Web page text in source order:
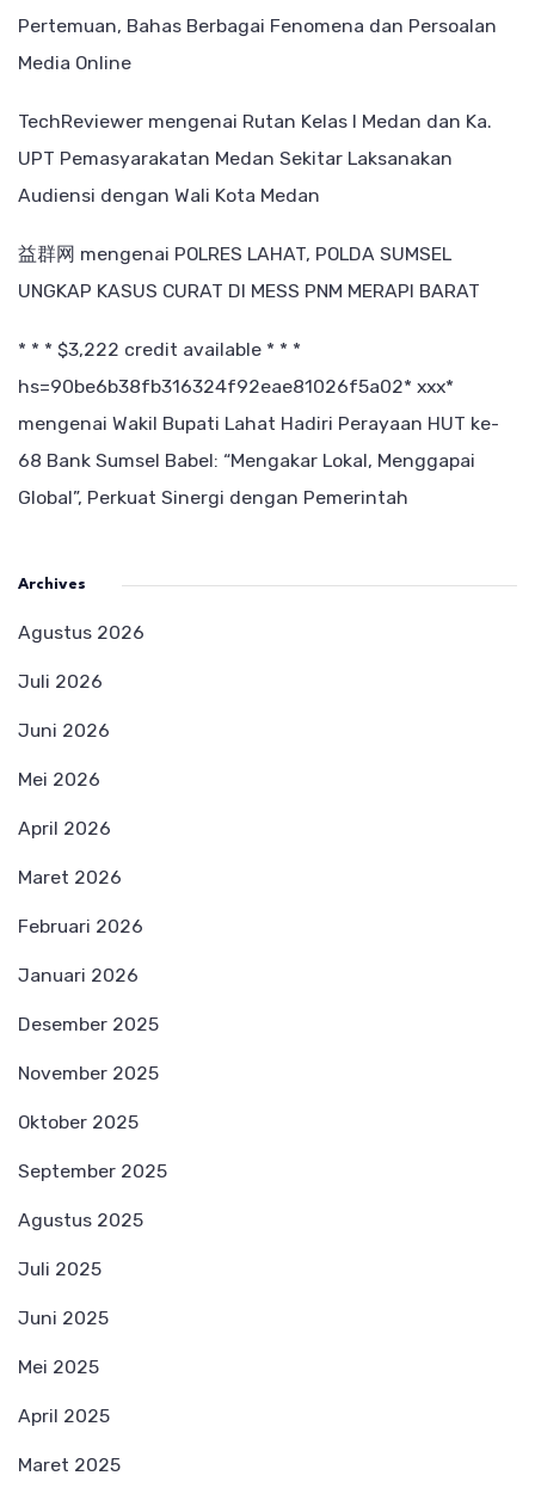
Pertemuan, Bahas Berbagai Fenomena dan Persoalan
Media Online
TechReviewer mengenai Rutan Kelas I Medan dan Ka.
UPT Pemasyarakatan Medan Sekitar Laksanakan
Audiensi dengan Wali Kota Medan
益群网 mengenai POLRES LAHAT, POLDA SUMSEL
UNGKAP KASUS CURAT DI MESS PNM MERAPI BARAT
* * * $3,222 credit available * * *
hs=90be6b38fb316324f92eae81026f5a02* ххх*
mengenai Wakil Bupati Lahat Hadiri Perayaan HUT ke-
68 Bank Sumsel Babel: “Mengakar Lokal, Menggapai
Global”, Perkuat Sinergi dengan Pemerintah
Archives
Agustus 2026
Juli 2026
Juni 2026
Mei 2026
April 2026
Maret 2026
Februari 2026
Januari 2026
Desember 2025
November 2025
Oktober 2025
September 2025
Agustus 2025
Juli 2025
Juni 2025
Mei 2025
April 2025
Maret 2025